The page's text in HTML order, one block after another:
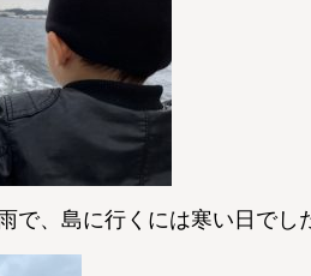
で、島に行くには寒い日でし